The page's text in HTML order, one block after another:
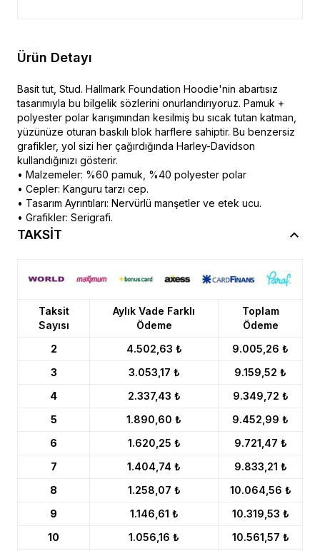
Ürün Detayı
Basit tut, Stud. Hallmark Foundation Hoodie'nin abartısız
tasarımıyla bu bilgelik sözlerini onurlandırıyoruz. Pamuk +
polyester polar karışımından kesilmiş bu sıcak tutan katman,
yüzünüze oturan baskılı blok harflere sahiptir. Bu benzersiz
grafikler, yol sizi her çağırdığında Harley-Davidson
kullandığınızı gösterir.
• Malzemeler: %60 pamuk, %40 polyester polar
• Cepler: Kanguru tarzı cep.
• Tasarım Ayrıntıları: Nervürlü manşetler ve etek ucu.
• Grafikler: Serigrafi.
TAKSİT
Taksit
Sayısı
Aylık Vade Farklı
Ödeme
Toplam
Ödeme
2
4.502,63 ₺
9.005,26 ₺
3
3.053,17 ₺
9.159,52 ₺
4
2.337,43 ₺
9.349,72 ₺
5
1.890,60 ₺
9.452,99 ₺
6
1.620,25 ₺
9.721,47 ₺
7
1.404,74 ₺
9.833,21 ₺
8
1.258,07 ₺
10.064,56 ₺
9
1.146,61 ₺
10.319,53 ₺
10
1.056,16 ₺
10.561,57 ₺